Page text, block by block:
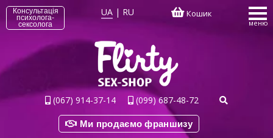
Консультація
психолога-
сексолога
UA | RU Кошик
меню
(067) 914-37-14 (099) 687-48-72
Ми продаємо франшизу